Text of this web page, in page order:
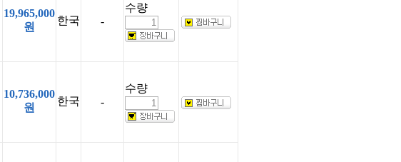
19,965,000
원
한국 -
수량
10,736,000
원
한국 -
수량